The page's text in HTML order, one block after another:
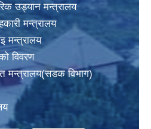
उड्यान मन्त्रालय
मन्त्रालय
मन्त्रालय
विवरण
मन्त्रालय(सडक विभाग)